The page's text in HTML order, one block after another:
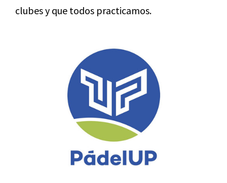
clubes y que todos practicamos.